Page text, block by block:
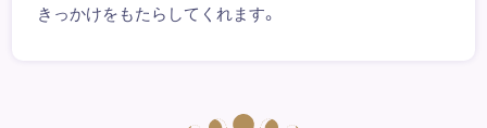
きっかけをもたらしてくれます。